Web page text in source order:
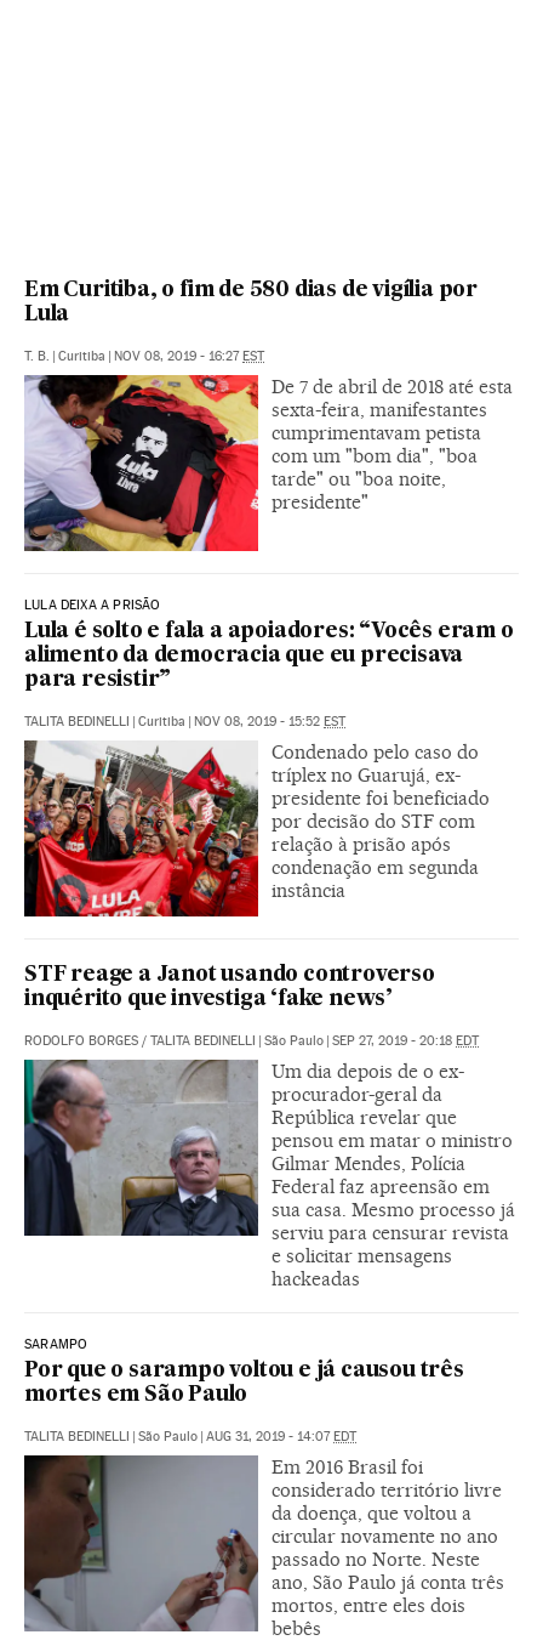
Em Curitiba, o fim de 580 dias de vigília por
Lula
T. B. | Curitiba | NOV 08, 2019 - 16:27EST
De 7 de abril de 2018 até esta
sexta-feira, manifestantes
cumprimentavam petista
com um "bom dia", "boa
tarde" ou "boa noite,
presidente"
LULA DEIXA A PRISÃO
Lula é solto e fala a apoiadores: “Vocês eram o
alimento da democracia que eu precisava
para resistir”
TALITA BEDINELLI | Curitiba | NOV 08, 2019 - 15:52 EST
Condenado pelo caso do
tríplex no Guarujá, ex-
presidente foi beneficiado
por decisão do STF com
relação à prisão após
condenação em segunda
instância
STF reage a Janot usando controverso
inquérito que investiga ‘fake news’
RODOLFO BORGES / TALITA BEDINELLI | São Paulo | SEP 27, 2019 - 20:18 EDT
Um dia depois de o ex-
procurador-geral da
República revelar que
pensou em matar o ministro
Gilmar Mendes, Polícia
Federal faz apreensão em
sua casa. Mesmo processo já
serviu para censurar revista
e solicitar mensagens
hackeadas
SARAMPO
Por que o sarampo voltou e já causou três
mortes em São Paulo
TALITA BEDINELLI | São Paulo | AUG 31, 2019 - 14:07EDT
Em 2016 Brasil foi
considerado território livre
da doença, que voltou a
circular novamente no ano
passado no Norte. Neste
ano, São Paulo já conta três
mortos, entre eles dois
bebês